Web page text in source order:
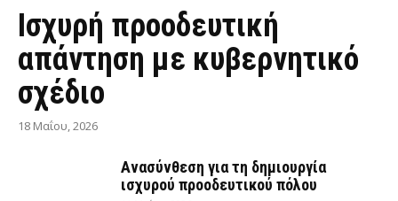
Ισχυρή προοδευτική
απάντηση με κυβερνητικό
σχέδιο
18 Μαΐου, 2026
Ανασύνθεση για τη δημιουργία
ισχυρού προοδευτικού πόλου